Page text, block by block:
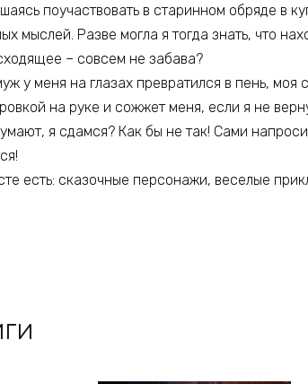
поучаствовать в старинном обряде в
мыслей. Разве могла я тогда знать, что
– совсем не забава?
у меня на глазах превратился в пень, моя
на руке и сожжет меня, если я не
я сдамся? Как бы не так! Сами
есть: сказочные персонажи, веселые